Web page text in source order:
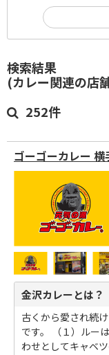
検索結果
(カレー関連の店
252件
ゴーゴーカレー 横
金沢カレーとは？
古くから愛され続
です。 （１）ルー
わせとしてキャベ